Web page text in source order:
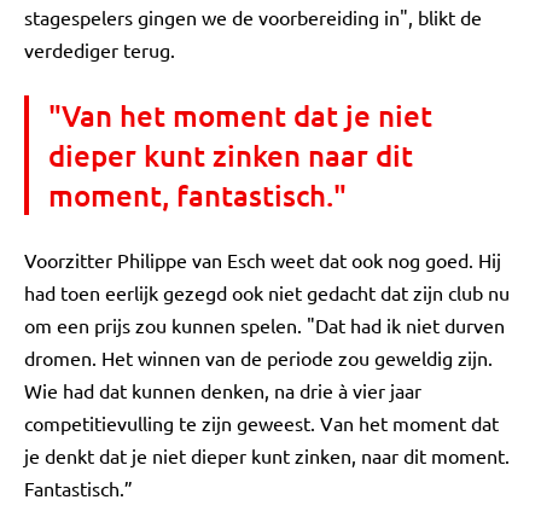
stagespelers gingen we de voorbereiding in", blikt de
verdediger terug.
"Van het moment dat je niet
dieper kunt zinken naar dit
moment, fantastisch."
Voorzitter Philippe van Esch weet dat ook nog goed. Hij
had toen eerlijk gezegd ook niet gedacht dat zijn club nu
om een prijs zou kunnen spelen. "Dat had ik niet durven
dromen. Het winnen van de periode zou geweldig zijn.
Wie had dat kunnen denken, na drie à vier jaar
competitievulling te zijn geweest. Van het moment dat
je denkt dat je niet dieper kunt zinken, naar dit moment.
Fantastisch.”